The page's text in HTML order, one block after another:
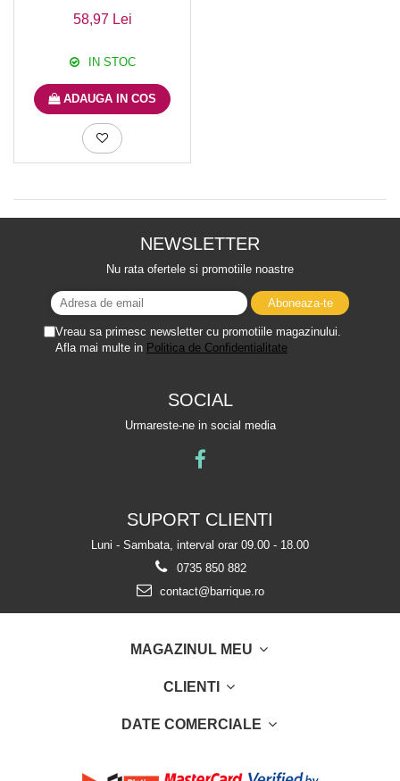
58,97 Lei
IN STOC
ADAUGA IN COS
NEWSLETTER
Nu rata ofertele si promotiile noastre
Vreau sa primesc newsletter cu promotiile magazinului.
Afla mai multe in Politica de Confidentialitate
SOCIAL
Urmareste-ne in social media
SUPORT CLIENTI
Luni - Sambata, interval orar 09.00 - 18.00
0735 850 882
contact@barrique.ro
MAGAZINUL MEU
CLIENTI
DATE COMERCIALE